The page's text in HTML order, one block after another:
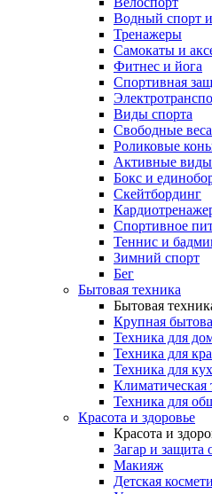
Водный спорт
Тренажеры
Самокаты и
Фитнес и йога
Спортивная
Виды спорта
Свободные веса
Роликовые
Активные
Бокс и
Скейтбординг
Спортивное
Теннис и
Зимний спорт
Бег
Бытовая техника
Бытовая
Крупная
Техника для
Техника для
Техника для
Климатическая
Техника для
Красота и здоровье
Красота и
Загар и защита
Макияж
Детская